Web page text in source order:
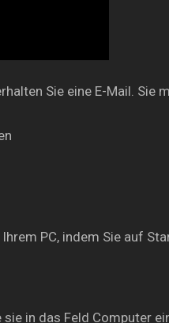
Sie eine E-Mail. Sie
PC, indem Sie auf
in das Feld Computer